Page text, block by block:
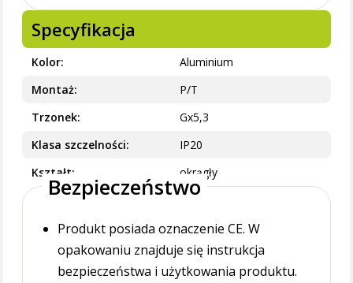
Specyfikacja
Kolor
Aluminium
Montaż
P/T
Trzonek
Gx5,3
Klasa szczelności
IP20
Kształt
okrągły
Bezpieczeństwo
Produkt posiada oznaczenie CE. W
opakowaniu znajduje się instrukcja
bezpieczeństwa i użytkowania produktu.